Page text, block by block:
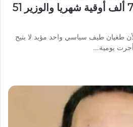
الجمهورية يتقاضى 70 ألف أوقية شهريا والوزير 51
طغيان طيف سياسي واحد مؤيد لا يتيح
يومية…